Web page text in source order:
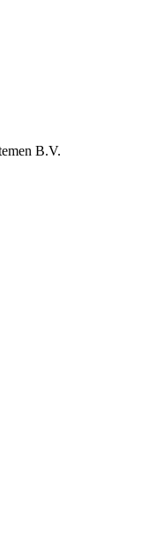
B.V.